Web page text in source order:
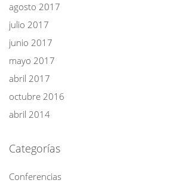
agosto 2017
julio 2017
junio 2017
mayo 2017
abril 2017
octubre 2016
abril 2014
Categorías
Conferencias